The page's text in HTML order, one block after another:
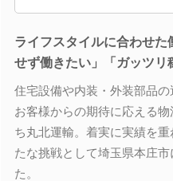
ライフスタイルに合わせた
せず働きたい」「ガッツリ
住宅設備や内装・外装部品
お客様からの期待に応える
ち丸北運輸。着実に実績を
たな挑戦として埼玉県本庄
た。